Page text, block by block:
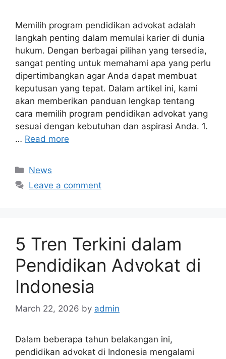
Memilih program pendidikan advokat adalah
langkah penting dalam memulai karier di dunia
hukum. Dengan berbagai pilihan yang tersedia,
sangat penting untuk memahami apa yang perlu
dipertimbangkan agar Anda dapat membuat
keputusan yang tepat. Dalam artikel ini, kami
akan memberikan panduan lengkap tentang
cara memilih program pendidikan advokat yang
sesuai dengan kebutuhan dan aspirasi Anda. 1.
… Read more
Categories
News
Leave a comment
5 Tren Terkini dalam
Pendidikan Advokat di
Indonesia
March 22, 2026 by admin
Dalam beberapa tahun belakangan ini,
pendidikan advokat di Indonesia mengalami